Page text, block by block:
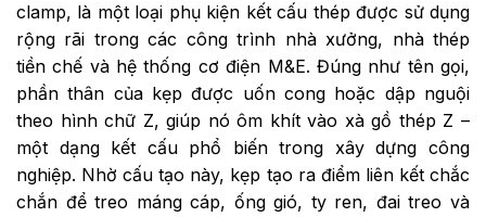
clamp, là một loại phụ kiện kết cấu thép được sử dụng
rộng rãi trong các công trình nhà xưởng, nhà thép
tiền chế và hệ thống cơ điện M&E. Đúng như tên gọi,
phần thân của kẹp được uốn cong hoặc dập nguội
theo hình chữ Z, giúp nó ôm khít vào xà gồ thép Z –
một dạng kết cấu phổ biến trong xây dựng công
nghiệp. Nhờ cấu tạo này, kẹp tạo ra điểm liên kết chắc
chắn để treo máng cáp, ống gió, ty ren, đai treo và